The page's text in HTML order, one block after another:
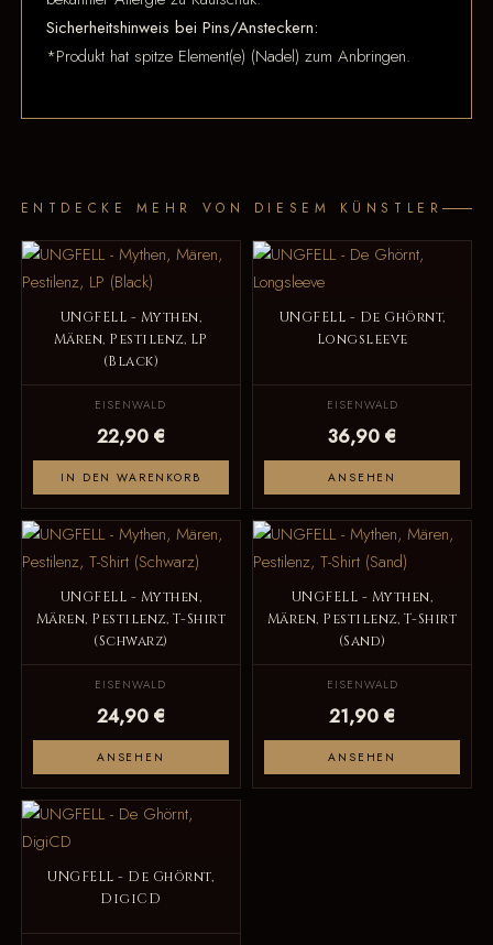
Sicherheitshinweis bei Pins/Ansteckern:
*Produkt hat spitze Element(e) (Nadel) zum Anbringen.
ENTDECKE MEHR VON DIESEM KÜNSTLER
UNGFELL - Mythen,
Mären, Pestilenz, LP
(Black)
EISENWALD
22,90 €
IN DEN WARENKORB
UNGFELL - De Ghörnt,
Longsleeve
EISENWALD
36,90 €
ANSEHEN
UNGFELL - Mythen,
Mären, Pestilenz, T-Shirt
(Schwarz)
EISENWALD
24,90 €
ANSEHEN
UNGFELL - Mythen,
Mären, Pestilenz, T-Shirt
(Sand)
EISENWALD
21,90 €
ANSEHEN
UNGFELL - De Ghörnt,
DigiCD